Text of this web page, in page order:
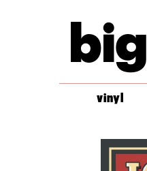
big
vinyl